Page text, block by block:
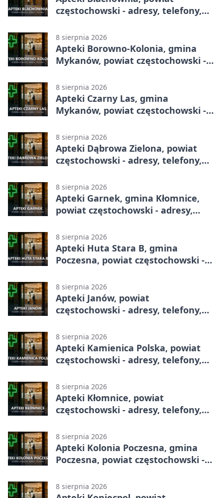
częstochowski - adresy, telefony,
8 sierpnia 2026
Apteki Borowno-Kolonia, gmina
Mykanów, powiat częstochowski -
8 sierpnia 2026
Apteki Czarny Las, gmina
Mykanów, powiat częstochowski -
8 sierpnia 2026
Apteki Dąbrowa Zielona, powiat
częstochowski - adresy, telefony,
8 sierpnia 2026
Apteki Garnek, gmina Kłomnice,
powiat częstochowski - adresy,
8 sierpnia 2026
Apteki Huta Stara B, gmina
Poczesna, powiat częstochowski -
8 sierpnia 2026
Apteki Janów, powiat
częstochowski - adresy, telefony,
8 sierpnia 2026
Apteki Kamienica Polska, powiat
częstochowski - adresy, telefony,
8 sierpnia 2026
Apteki Kłomnice, powiat
częstochowski - adresy, telefony,
8 sierpnia 2026
Apteki Kolonia Poczesna, gmina
Poczesna, powiat częstochowski -
8 sierpnia 2026